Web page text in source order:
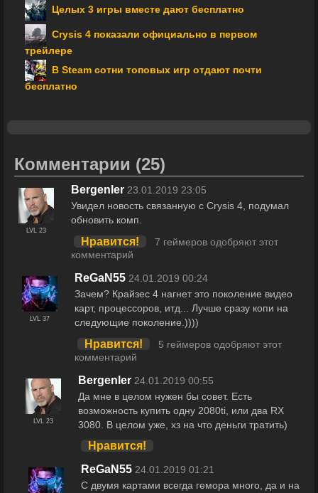
Целых 3 игры вместе дают бесплатно
Crysis 4 показали официально в первом
трейлере
В Steam сотни топовых игр отдают почти
бесплатно
Комментарии (25)
LVL 23
Bergenler 23.01.2019 23:05
Увидел новость связанную с Crysis 4, подумал
обновить комп.
Нравится!
7 геймеров одобряют этот
комментарий
LVL 37
ReGaN55 24.01.2019 00:24
Зачем? Крайзес 4 нагнет это поколение видео
карт, процессоров, итд... Лучше сразу копи на
следующие поколение.))))
Нравится!
5 геймеров одобряют этот
комментарий
LVL 23
Bergenler 24.01.2019 00:55
Да мне в целом нужен бы совет. Есть
возможность купить одну 2080ti, или два RX
3080. В целом уже, хз на что деньги тратить)
Нравится!
ReGaN55 24.01.2019 01:21
С двумя картами всегда гемора много, да и на